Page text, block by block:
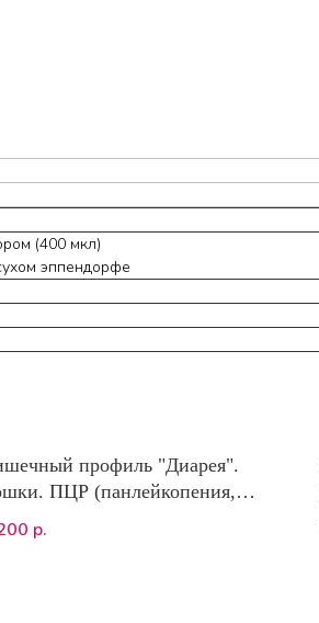
(400 мкл)
эппендорфе
профиль "Диарея".
ПЦР (панлейкопения,
А Clostridium
сальмонеллез,
р.